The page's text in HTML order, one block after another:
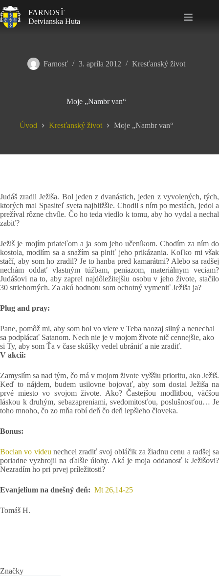
FARNOSŤ
Detvianska Huta
Farnosť 3. apríla 2012 Kresťanský život
Moje „Nambr van“
Úvod Kresťanský život Moje „Nambr van“
Judáš zradil Ježiša. Bol jeden z dvanástich, jeden z vyvolených, tých,
ktorých mal Spasiteľ sveta najbližšie. Chodil s ním po mestách, jedol a
prežíval rôzne chvíle. Čo ho teda viedlo k tomu, aby ho vydal a nechal
zabiť?
Ježiš je mojím priateľom a ja som jeho učeníkom. Chodím za ním do
kostola, modlím sa a snažím sa plniť jeho prikázania. Koľko mi však
stačí, aby som ho zradil? Je to hanba pred kamarátmi? Alebo sa radšej
nechám oddať vlastným túžbam, peniazom, materiálnym veciam?
Judášovi na to, aby zaprel najdôležitejšiu osobu v jeho živote, stačilo
30 strieborných. Za akú hodnotu som ochotný vymeniť Ježiša ja?
Plug and pray:
Pane, pomôž mi, aby som bol vo viere v Teba naozaj silný a nenechal
sa podplácať Satanom. Nech nie je v mojom živote nič cennejšie, ako
si Ty, aby som Ťa v čase skúšky vedel ubrániť a nie zradiť.
V akcii:
Zamyslím sa nad tým, čo má v mojom živote vyššiu prioritu, ako Ježiš.
Keď to nájdem, budem usilovne bojovať, aby som dostal Ježiša na
prvé miesto vo svojom živote. Ako? Častejšou modlitbou, väčšou
láskou k druhým, sebazapreniami, svedomitosťou, poslušnosťou… Je
toho mnoho, čo zo mňa robí deň čo deň lepšieho človeka.
Bonus:
Bocian vo videu nechcel zradiť svoj obláčik za žiadnu cenu a radšej sa
poriadne vyzbrojil na ďalšie úlohy. Aká je moja oddanosť k Ježišovi?
Nezradím ho pri prvej príležitosti?
Evanjelium na dnešný deň: Mt 26,14-25
Tomáš H.
Značky